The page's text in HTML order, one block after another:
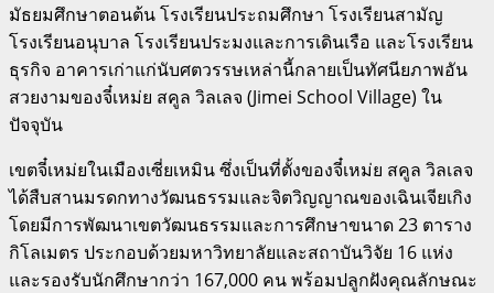
มัธยมศึกษาตอนต้น โรงเรียนประถมศึกษา โรงเรียนสามัญ
โรงเรียนอนุบาล โรงเรียนประมงและการเดินเรือ และโรงเรียน
ธุรกิจ อาคารเก่าแก่นับศตวรรษเหล่านี้กลายเป็นทัศนียภาพอัน
สวยงามของจี๋เหม่ย สคูล วิลเลจ (Jimei School Village) ใน
ปัจจุบัน
เขตจี๋เหม่ยในเมืองเซี่ยเหมิน ซึ่งเป็นที่ตั้งของจี๋เหม่ย สคูล วิลเลจ
ได้สืบสานมรดกทางวัฒนธรรมและจิตวิญญาณของเฉินเจียเกิง
โดยมีการพัฒนาเขตวัฒนธรรมและการศึกษาขนาด 23 ตาราง
กิโลเมตร ประกอบด้วยมหาวิทยาลัยและสถาบันวิจัย 16 แห่ง
และรองรับนักศึกษากว่า 167,000 คน พร้อมปลูกฝังคุณลักษณะ